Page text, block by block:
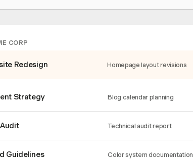
CORP
Redesign Homepage layout revisions
Strategy Blog calendar planning
Technical audit report
Guidelines Color system documentation